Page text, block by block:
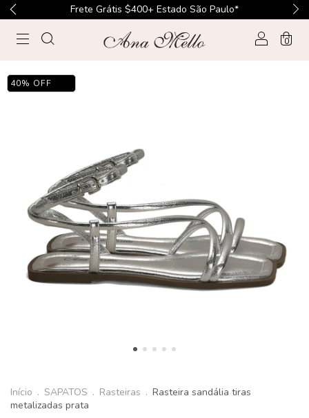
Frete Grátis $400+ Estado São Paulo*
0
40% OFF
Início . SAPATOS . Rasteiras . Rasteira sandália tiras
metalizadas prata